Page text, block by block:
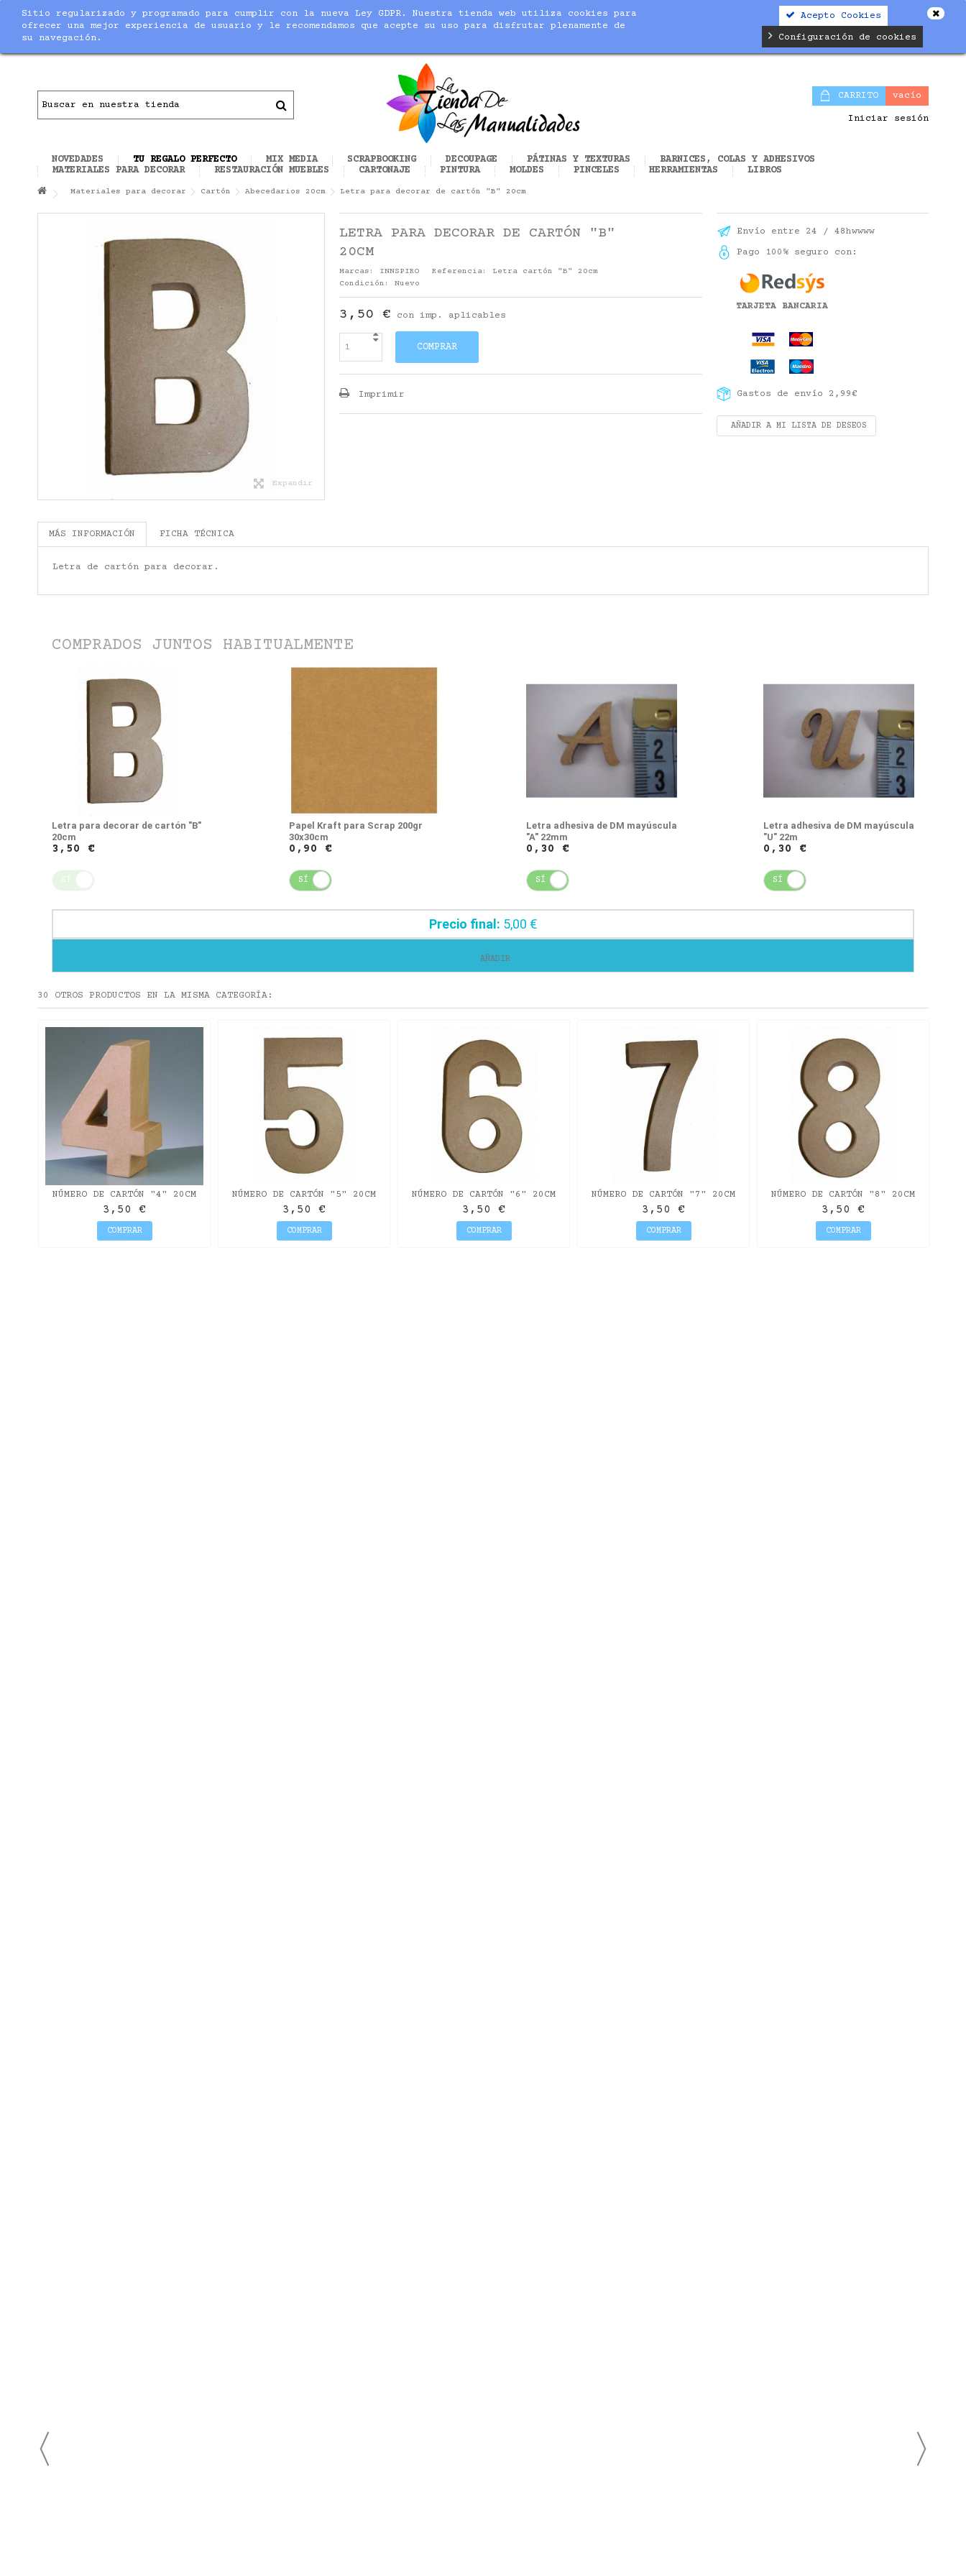
Notice : Undefined index: max_amount in/home/nuevaltm/public_html/modules/sequracheckout/lib/SequracheckoutPreQualifier.php
Sitio regularizado y programado para cumplir con la nueva Ley GDPR. Nuestra tienda web utiliza cookies para
ofrecer una mejor experiencia de usuario y le recomendamos que acepte su uso para disfrutar plenamente de
su navegación.
Acepto Cookies
Configuración de cookies
Contacto
CARRITO vacío
Iniciar sesión
NOVEDADES TU REGALO PERFECTO MIX MEDIA SCRAPBOOKING DECOUPAGE PÁTINAS Y TEXTURAS
BARNICES, COLAS Y ADHESIVOS
MATERIALES PARA DECORAR
RESTAURACIÓN MUEBLES CARTONAJE PINTURA MOLDES PINCELES HERRAMIENTAS LIBROS
Materiales para decorar Cartón Abecedarios 20cm Letra para decorar de cartón "B" 20cm
Expandir
LETRA PARA DECORAR DE CARTÓN "B"
20CM
Marcas: INNSPIRO Referencia:
Letra cartón "B" 20cm
Condición:
Nuevo
3,50 € con imp. aplicables
COMPRAR
Imprimir
Envío entre 24 / 48hwwww
Pago 100% seguro con:
TARJETA BANCARIA
Gastos de envío 2,99€
AÑADIR A MI LISTA DE DESEOS
MÁS INFORMACIÓN FICHA TÉCNICA
Letra de cartón para decorar.
COMPRADOS JUNTOS HABITUALMENTE
Letra para decorar de cartón "B"
20cm
3,50 €
SÍ
Papel Kraft para Scrap 200gr
30x30cm
0,90 €
SÍ
Letra adhesiva de DM mayúscula
"A" 22mm
0,30 €
SÍ
Letra adhesiva de DM mayúscula
"U" 22m
0,30 €
SÍ
Precio final: 5,00 €
AÑADIR
30 OTROS PRODUCTOS EN LA MISMA CATEGORÍA:
NÚMERO DE CARTÓN "4" 20CM
3,50 €
COMPRAR
NÚMERO DE CARTÓN "5" 20CM
3,50 €
COMPRAR
NÚMERO DE CARTÓN "6" 20CM
3,50 €
COMPRAR
NÚMERO DE CARTÓN "7" 20CM
3,50 €
COMPRAR
NÚMERO DE CARTÓN "8" 20CM
3,50 €
COMPRAR